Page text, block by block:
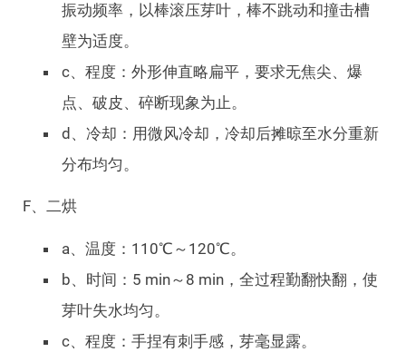
振动频率，以棒滚压芽叶，棒不跳动和撞击槽
壁为适度。
c、程度：外形伸直略扁平，要求无焦尖、爆
点、破皮、碎断现象为止。
d、冷却：用微风冷却，冷却后摊晾至水分重新
分布均匀。
F、二烘
a、温度：110℃～120℃。
b、时间：5 min～8 min，全过程勤翻快翻，使
芽叶失水均匀。
c、程度：手捏有刺手感，芽毫显露。